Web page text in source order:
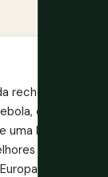
recheada
ou
banca